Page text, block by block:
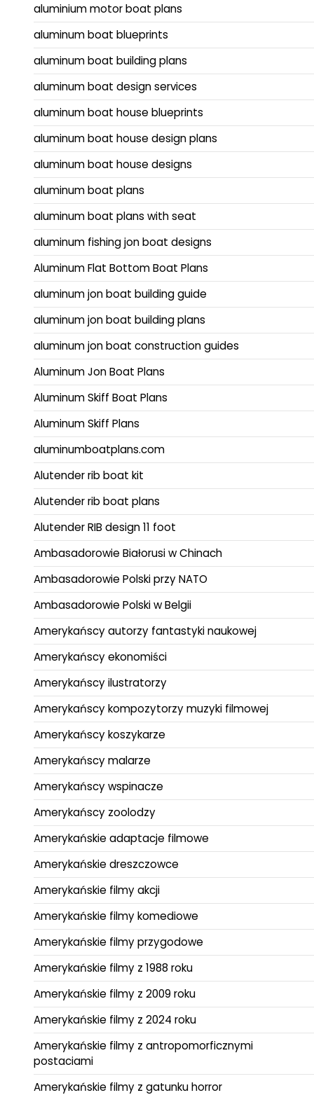
aluminium motor boat plans
aluminum boat blueprints
aluminum boat building plans
aluminum boat design services
aluminum boat house blueprints
aluminum boat house design plans
aluminum boat house designs
aluminum boat plans
aluminum boat plans with seat
aluminum fishing jon boat designs
Aluminum Flat Bottom Boat Plans
aluminum jon boat building guide
aluminum jon boat building plans
aluminum jon boat construction guides
Aluminum Jon Boat Plans
Aluminum Skiff Boat Plans
Aluminum Skiff Plans
aluminumboatplans.com
Alutender rib boat kit
Alutender rib boat plans
Alutender RIB design 11 foot
Ambasadorowie Białorusi w Chinach
Ambasadorowie Polski przy NATO
Ambasadorowie Polski w Belgii
Amerykańscy autorzy fantastyki naukowej
Amerykańscy ekonomiści
Amerykańscy ilustratorzy
Amerykańscy kompozytorzy muzyki filmowej
Amerykańscy koszykarze
Amerykańscy malarze
Amerykańscy wspinacze
Amerykańscy zoolodzy
Amerykańskie adaptacje filmowe
Amerykańskie dreszczowce
Amerykańskie filmy akcji
Amerykańskie filmy komediowe
Amerykańskie filmy przygodowe
Amerykańskie filmy z 1988 roku
Amerykańskie filmy z 2009 roku
Amerykańskie filmy z 2024 roku
Amerykańskie filmy z antropomorficznymi
postaciami
Amerykańskie filmy z gatunku horror